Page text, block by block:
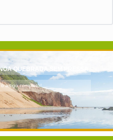
QUEBRADA SEM PRESSA
o artigo completo!